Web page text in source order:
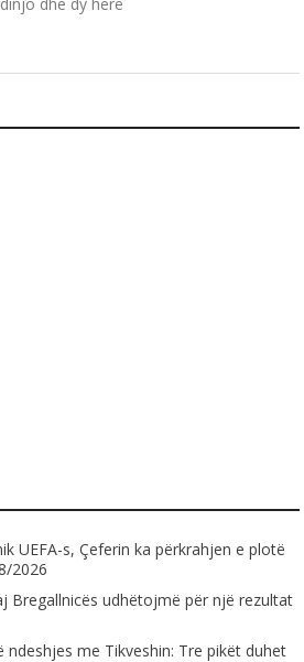
UEFA-s, Çeferin ka përkrahjen e plotë
2026
Bregallnicës udhëtojmë për një rezultat
ndeshjes me Tikveshin: Tre pikët duhet